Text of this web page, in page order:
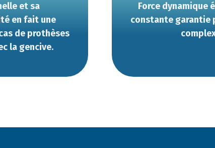
et sa
en fait une
de prothèses
la gencive.
Force dynamique
constante garantie